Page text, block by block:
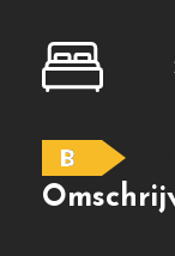
B